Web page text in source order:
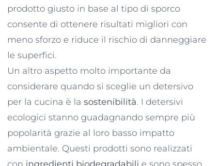
prodotto giusto in base al tipo di sporco
consente di ottenere risultati migliori con
meno sforzo e riduce il rischio di danneggiare
le superfici.
Un altro aspetto molto importante da
considerare quando si sceglie un detersivo
per la cucina è la sostenibilità. I detersivi
ecologici stanno guadagnando sempre più
popolarità grazie al loro basso impatto
ambientale. Questi prodotti sono realizzati